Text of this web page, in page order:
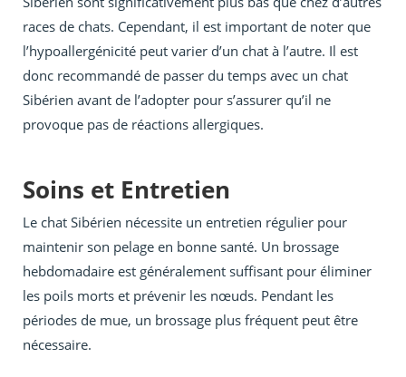
races de chats. Cependant, il est important de noter que
l’hypoallergénicité peut varier d’un chat à l’autre. Il est
donc recommandé de passer du temps avec un chat
Sibérien avant de l’adopter pour s’assurer qu’il ne
provoque pas de réactions allergiques.
Soins et Entretien
Le chat Sibérien nécessite un entretien régulier pour
maintenir son pelage en bonne santé. Un brossage
hebdomadaire est généralement suffisant pour éliminer
les poils morts et prévenir les nœuds. Pendant les
périodes de mue, un brossage plus fréquent peut être
nécessaire.